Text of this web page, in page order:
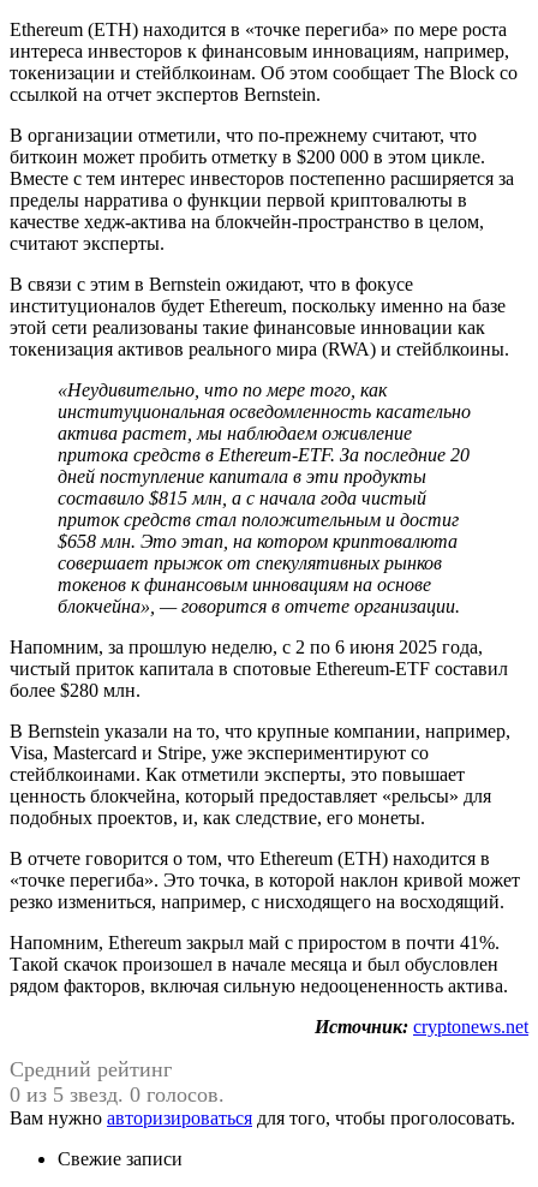
Ethereum (ETH) находится в «точке перегиба» по мере роста
интереса инвесторов к финансовым инновациям, например,
токенизации и стейблкоинам. Об этом сообщает The Block со
ссылкой на отчет экспертов Bernstein.
В организации отметили, что по-прежнему считают, что
биткоин может пробить отметку в $200 000 в этом цикле.
Вместе с тем интерес инвесторов постепенно расширяется за
пределы нарратива о функции первой криптовалюты в
качестве хедж-актива на блокчейн-пространство в целом,
считают эксперты.
В связи с этим в Bernstein ожидают, что в фокусе
институционалов будет Ethereum, поскольку именно на базе
этой сети реализованы такие финансовые инновации как
токенизация активов реального мира (RWA) и стейблкоины.
«Неудивительно, что по мере того, как
институциональная осведомленность касательно
актива растет, мы наблюдаем оживление
притока средств в Ethereum-ETF. За последние 20
дней поступление капитала в эти продукты
составило $815 млн, а с начала года чистый
приток средств стал положительным и достиг
$658 млн. Это этап, на котором криптовалюта
совершает прыжок от спекулятивных рынков
токенов к финансовым инновациям на основе
блокчейна», — говорится в отчете организации.
Напомним, за прошлую неделю, с 2 по 6 июня 2025 года,
чистый приток капитала в спотовые Ethereum-ETF составил
более $280 млн.
В Bernstein указали на то, что крупные компании, например,
Visa, Mastercard и Stripe, уже экспериментируют со
стейблкоинами. Как отметили эксперты, это повышает
ценность блокчейна, который предоставляет «рельсы» для
подобных проектов, и, как следствие, его монеты.
В отчете говорится о том, что Ethereum (ETH) находится в
«точке перегиба». Это точка, в которой наклон кривой может
резко измениться, например, с нисходящего на восходящий.
Напомним, Ethereum закрыл май с приростом в почти 41%.
Такой скачок произошел в начале месяца и был обусловлен
рядом факторов, включая сильную недооцененность актива.
Источник: cryptonews.net
Средний рейтинг
0 из 5 звезд. 0 голосов.
Вам нужно авторизироваться для того, чтобы проголосовать.
Свежие записи